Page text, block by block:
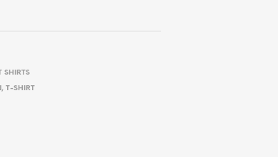
SHIRTS
, T-SHIRT